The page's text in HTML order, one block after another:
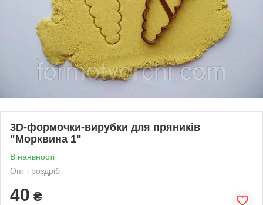
3D-формочки-вирубки для пряників
"Морквина 1"
В наявності
Опт і роздріб
40 ₴